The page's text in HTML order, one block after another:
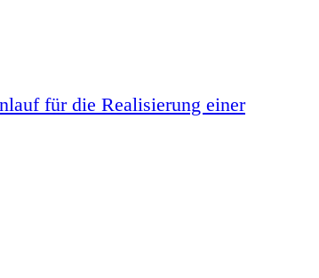
für die Realisierung einer